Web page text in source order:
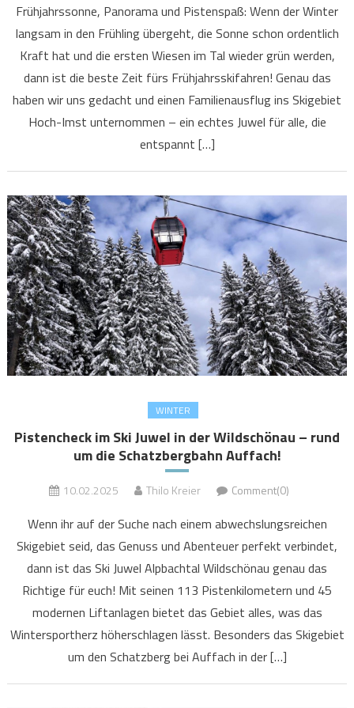
Frühjahrssonne, Panorama und Pistenspaß: Wenn der Winter
langsam in den Frühling übergeht, die Sonne schon ordentlich
Kraft hat und die ersten Wiesen im Tal wieder grün werden,
dann ist die beste Zeit fürs Frühjahrsskifahren! Genau das
haben wir uns gedacht und einen Familienausflug ins Skigebiet
Hoch-Imst unternommen – ein echtes Juwel für alle, die
entspannt […]
WINTER
Pistencheck im Ski Juwel in der Wildschönau – rund
um die Schatzbergbahn Auffach!
10.02.2025 Thilo Kreier Comment(0)
Wenn ihr auf der Suche nach einem abwechslungsreichen
Skigebiet seid, das Genuss und Abenteuer perfekt verbindet,
dann ist das Ski Juwel Alpbachtal Wildschönau genau das
Richtige für euch! Mit seinen 113 Pistenkilometern und 45
modernen Liftanlagen bietet das Gebiet alles, was das
Wintersportherz höherschlagen lässt. Besonders das Skigebiet
um den Schatzberg bei Auffach in der […]